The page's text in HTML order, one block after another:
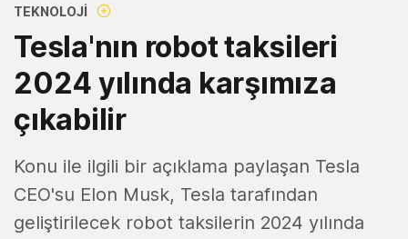
TEKNOLOJI
Tesla'nın robot taksileri
2024 yılında karşımıza
çıkabilir
Konu ile ilgili bir açıklama paylaşan Tesla
CEO'su Elon Musk, Tesla tarafından
geliştirilecek robot taksilerin 2024 yılında